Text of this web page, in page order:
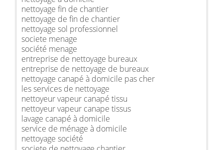
nettoyage fin de chantier
nettoyage de fin de chantier
nettoyage sol professionnel
societe menage
société menage
entreprise de nettoyage bureaux
entreprise de nettoyage de bureaux
nettoyage canapé à domicile pas cher
les services de nettoyage
nettoyeur vapeur canapé tissu
nettoyeur vapeur canape tissus
lavage canapé à domicile
service de ménage à domicile
nettoyage société